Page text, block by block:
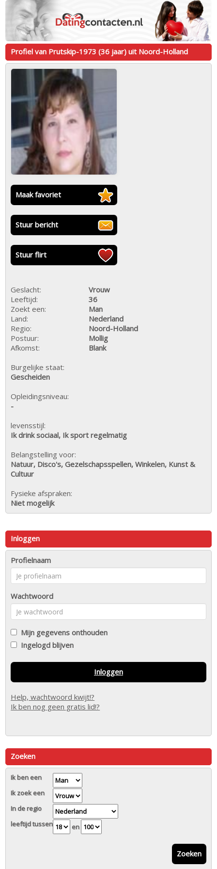
Profiel van Prutskip-1973 (36 jaar) uit Noord-Holland
Maak favoriet
Stuur bericht
Stuur flirt
Geslacht:
Vrouw
Leeftijd:
36
Zoekt een:
Man
Land:
Nederland
Regio:
Noord-Holland
Postuur:
Mollig
Afkomst:
Blank
Burgelijke staat:
Gescheiden
Opleidingsniveau:
-
levensstijl:
Ik drink sociaal, Ik sport regelmatig
Belangstelling voor:
Natuur, Disco's, Gezelschapsspellen, Winkelen, Kunst &
Cultuur
Fysieke afspraken:
Niet mogelijk
Inloggen
Profielnaam
Wachtwoord
Mijn gegevens onthouden
Ingelogd blijven
Inloggen
Help, wachtwoord kwijt!?
Ik ben nog geen gratis lid!?
Zoeken
Ik ben een
Ik zoek een
In de regio
leeftijd tussen
en
Zoeken